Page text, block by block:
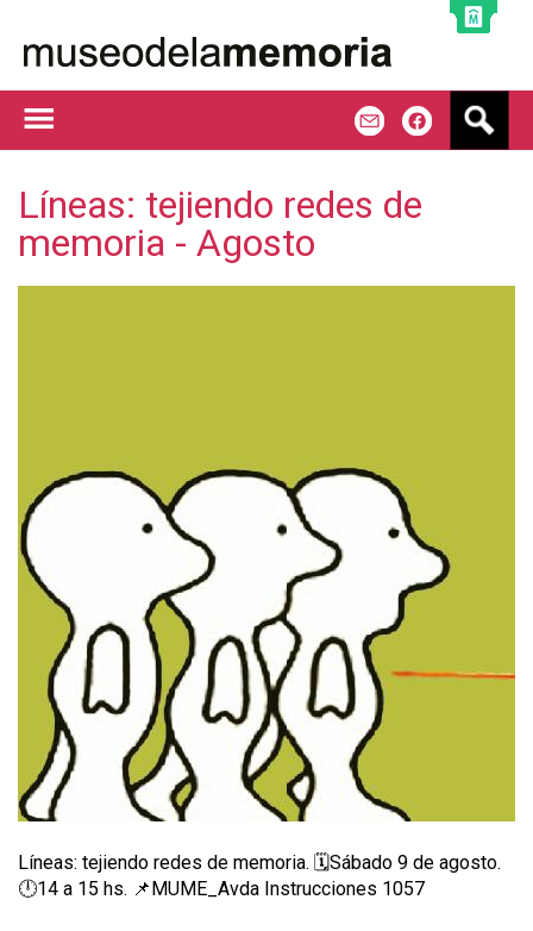
Líneas: tejiendo redes de
memoria - Agosto
Líneas: tejiendo redes de memoria. 🗓️Sábado 9 de agosto.
🕛14 a 15 hs. 📌MUME_Avda Instrucciones 1057
s